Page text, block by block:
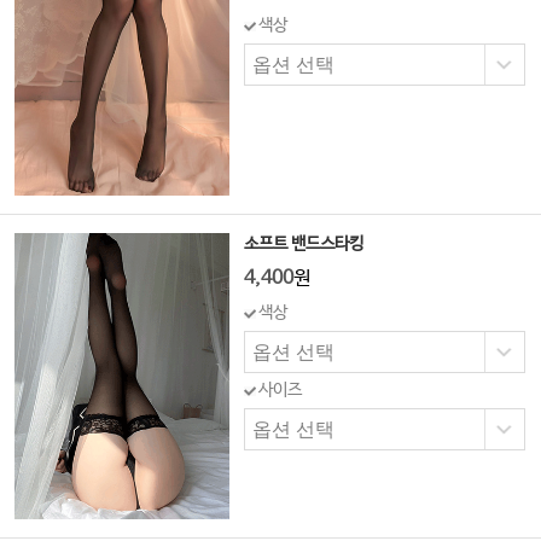
색상
소프트 밴드스타킹
4,400원
색상
사이즈